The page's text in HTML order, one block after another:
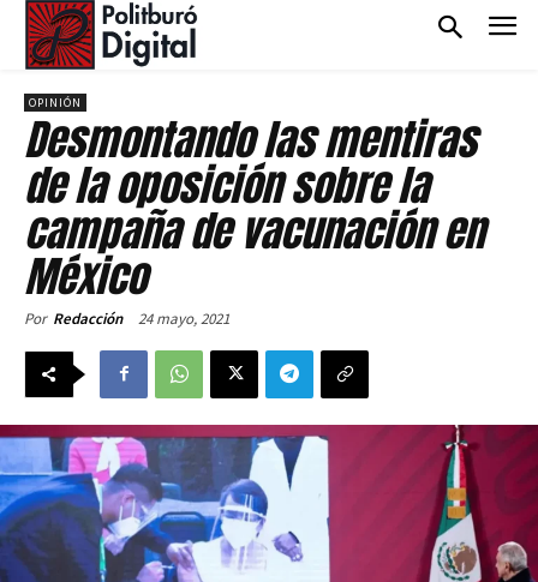
OPINIÓN
Desmontando las mentiras
de la oposición sobre la
campaña de vacunación en
México
Por Redacción 24 mayo, 2021